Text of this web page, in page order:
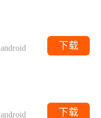
android
下载
android 下载